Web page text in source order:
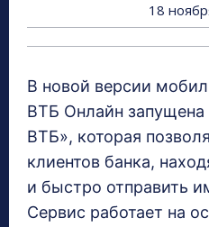
18
В новой версии
ВТБ Онлайн запущена
ВТБ», которая
клиентов банка,
и быстро отправить
Сервис работает на